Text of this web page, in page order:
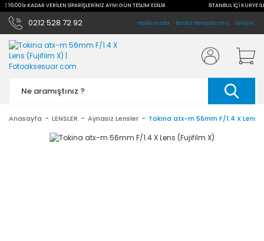
16:00'a KADAR VERİLEN SİPARİŞLERİNİZ AYNI GÜN TESLİM EDİLİR. İSTANBUL İÇİ KURYE
0212 528 72 92 Hakkımızda Banka Hesaplarımız İletişim
Anasayfa LENSLER Aynasız Lensler Tokina atx-m 56mm F/1.4 X Lens